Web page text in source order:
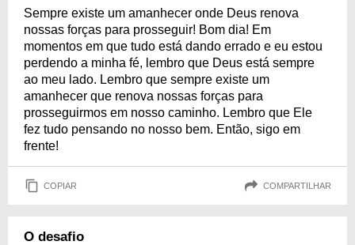
Sempre existe um amanhecer onde Deus renova
nossas forças para prosseguir! Bom dia! Em
momentos em que tudo está dando errado e eu estou
perdendo a minha fé, lembro que Deus está sempre
ao meu lado. Lembro que sempre existe um
amanhecer que renova nossas forças para
prosseguirmos em nosso caminho. Lembro que Ele
fez tudo pensando no nosso bem. Então, sigo em
frente!
COPIAR COMPARTILHAR
O desafio